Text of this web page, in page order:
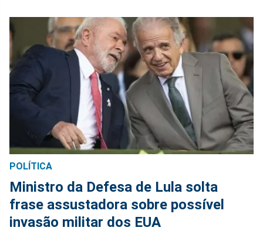
POLÍTICA
Ministro da Defesa de Lula solta
frase assustadora sobre possível
invasão militar dos EUA